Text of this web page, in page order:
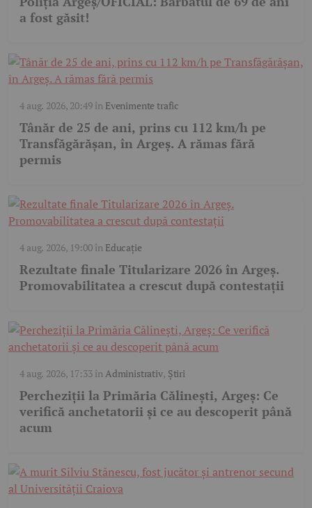
a fost găsit!
4 aug. 2026, 20:49în Evenimente trafic
Tânăr de 25 de ani, prins cu 112 km/h pe
Transfăgărășan, în Argeș. A rămas fără
permis
4 aug. 2026, 19:00în Educație
Rezultate finale Titularizare 2026 în Argeș.
Promovabilitatea a crescut după contestații
4 aug. 2026, 17:33înAdministrativ, Știri
Percheziții la Primăria Călinești, Argeș: Ce
verifică anchetatorii și ce au descoperit până
acum